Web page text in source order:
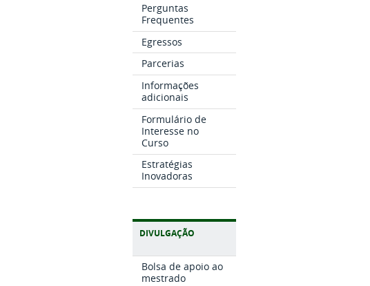
Perguntas
Frequentes
Egressos
Parcerias
Informações
adicionais
Formulário de
Interesse no
Curso
Estratégias
Inovadoras
DIVULGAÇÃO
Bolsa de apoio ao
mestrado